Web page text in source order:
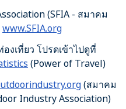
(SFIA - สมาคม
www.SFIA.org
งเที่ยว โปรดเข้าไปดูที่
(Power of Travel)
(สมาคม
Industry Association)